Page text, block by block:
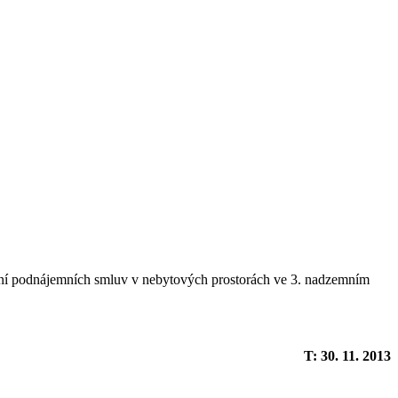
podnájemních smluv v nebytových prostorách ve 3. nadzemním
T: 30. 11. 2013